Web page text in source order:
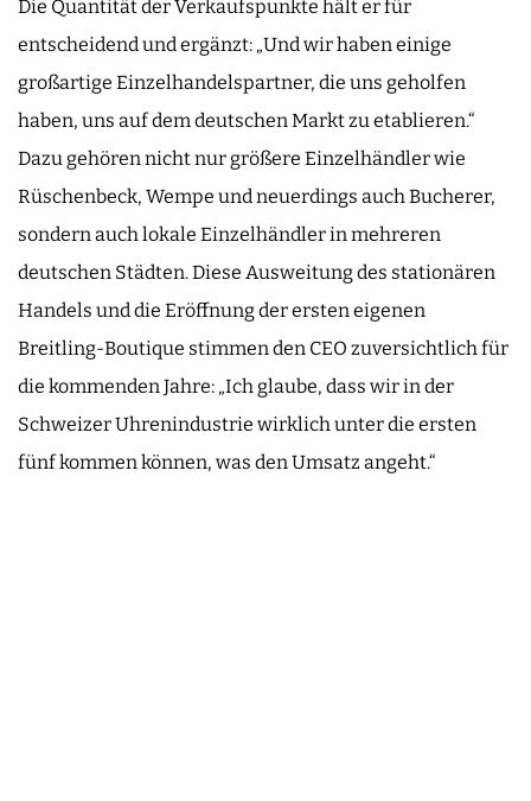
Die Quantität der Verkaufspunkte hält er für
entscheidend und ergänzt: „Und wir haben einige
großartige Einzelhandelspartner, die uns geholfen
haben, uns auf dem deutschen Markt zu etablieren.“
Dazu gehören nicht nur größere Einzelhändler wie
Rüschenbeck, Wempe und neuerdings auch Bucherer,
sondern auch lokale Einzelhändler in mehreren
deutschen Städten. Diese Ausweitung des stationären
Handels und die Eröffnung der ersten eigenen
Breitling-Boutique stimmen den CEO zuversichtlich für
die kommenden Jahre: „Ich glaube, dass wir in der
Schweizer Uhrenindustrie wirklich unter die ersten
fünf kommen können, was den Umsatz angeht.“